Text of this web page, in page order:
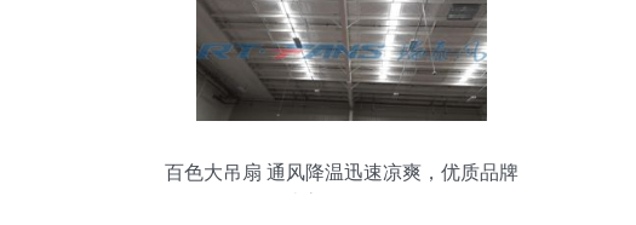
百色大吊扇 通风降温迅速凉爽，优质品牌